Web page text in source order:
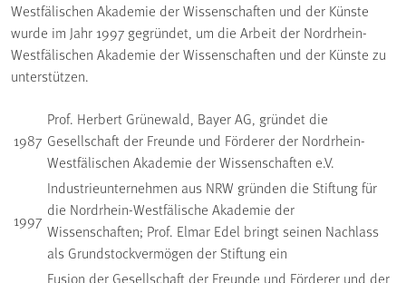
Westfälischen Akademie der Wissenschaften und der Künste
wurde im Jahr 1997 gegründet, um die Arbeit der Nordrhein-
Westfälischen Akademie der Wissenschaften und der Künste zu
unterstützen.
1987
Prof. Herbert Grünewald, Bayer AG, gründet die
Gesellschaft der Freunde und Förderer der Nordrhein-
Westfälischen Akademie der Wissenschaften e.V.
1997
Industrieunternehmen aus NRW gründen die Stiftung für
die Nordrhein-Westfälische Akademie der
Wissenschaften; Prof. Elmar Edel bringt seinen Nachlass
als Grundstockvermögen der Stiftung ein
Fusion der Gesellschaft der Freunde und Förderer und der